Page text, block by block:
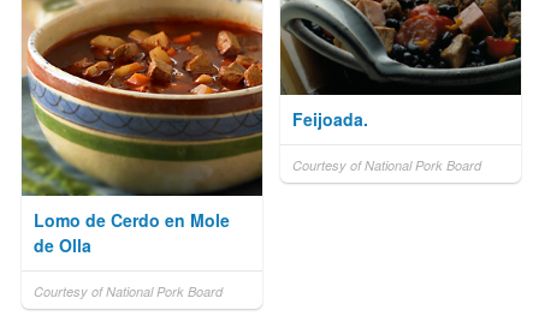
Feijoada.
Courtesy of National Pork Board
Lomo de Cerdo en Mole
de Olla
Courtesy of National Pork Board